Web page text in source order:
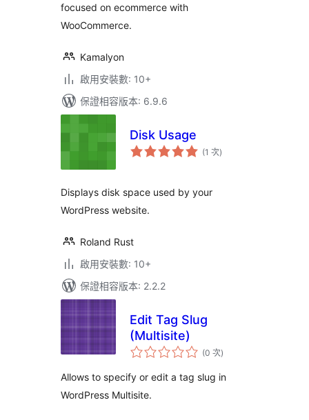
focused on ecommerce with
WooCommerce.
Kamalyon
啟用安裝數: 10+
保證相容版本: 6.9.6
Disk Usage
(1 次評
分)
Displays disk space used by your
WordPress website.
Roland Rust
啟用安裝數: 10+
保證相容版本: 2.2.2
Edit Tag Slug
(Multisite)
(0 次評
分
數
)
Allows to specify or edit a tag slug in
WordPress Multisite.